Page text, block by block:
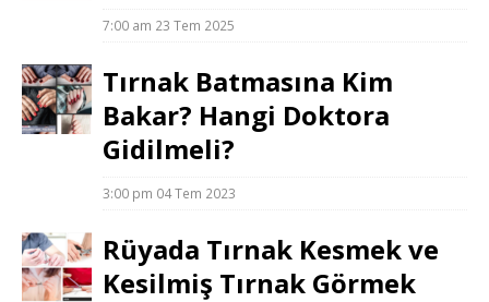
7:00 am 23 Tem 2025
Tırnak Batmasına Kim
Bakar? Hangi Doktora
Gidilmeli?
3:00 pm 04 Tem 2023
Rüyada Tırnak Kesmek ve
Kesilmiş Tırnak Görmek